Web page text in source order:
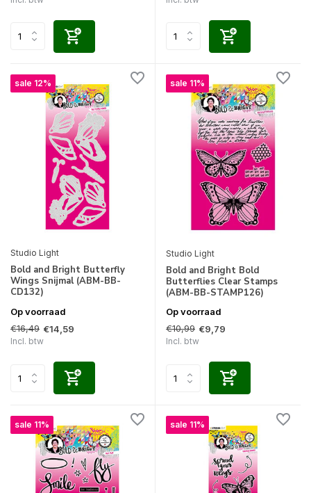
sale 12%
Studio Light
Bold and Bright Butterfly
Wings Snijmal (ABM-BB-
CD132)
Op voorraad
€16,49 €14,59
Incl. btw
sale 11%
Studio Light
Bold and Bright Bold
Butterflies Clear Stamps
(ABM-BB-STAMP126)
Op voorraad
€10,99 €9,79
Incl. btw
sale 11% sale 11%